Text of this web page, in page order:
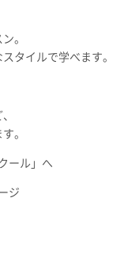
。
タイルで学べます。
。
ール」へ
ジ